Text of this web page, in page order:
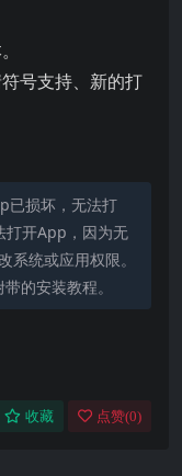
号支持、新的打
已损坏，无法打
打开App，因为无
系统或应用权限。
的安装教程。
收藏 点赞(0)